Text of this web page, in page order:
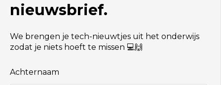
nieuwsbrief.
We brengen je tech-nieuwtjes uit het onderwijs
zodat je niets hoeft te missen 💻🙌
Achternaam